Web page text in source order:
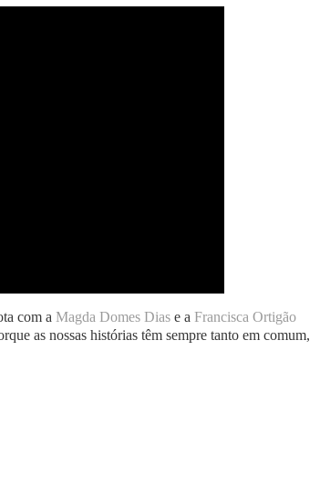
com a Magda Domes Dias e a Francisca Ortigão
as nossas histórias têm sempre tanto em comum,